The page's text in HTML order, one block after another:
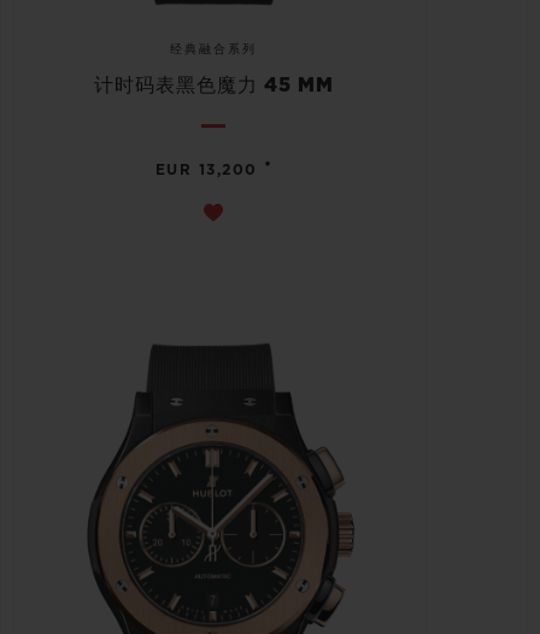
经典融合系列
计时码表黑色魔力 45 MM
EUR 13,200 •